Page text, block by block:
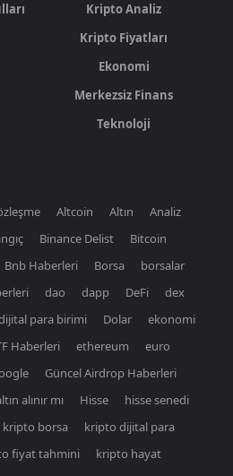
Kripto Analiz
Kripto Fiyatları
Ekonomi
Merkezsiz Finans
Teknoloji
Altcoin Altın
Analiz
Binance Delist
Bitcoin
Bnb Haberleri Borsa
borsalar
dao dapp DeFi
dex
para birimi Dolar
ekonomi
Haberleri ethereum
euro
Güncel Airdrop Haberleri
alınır mı Hisse
hisse senedi
kripto borsa
kripto dijital para
fiyat tahmini
kripto hayat